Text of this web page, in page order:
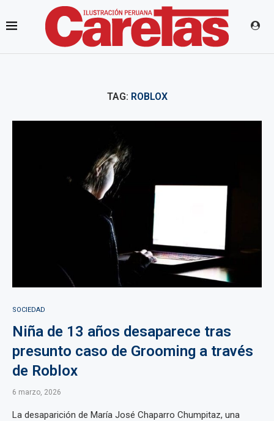
TAG: ROBLOX
SOCIEDAD
Niña de 13 años desaparece tras
presunto caso de Grooming a través
de Roblox
6 marzo, 2026
La desaparición de María José Chaparro Chumpitaz, una